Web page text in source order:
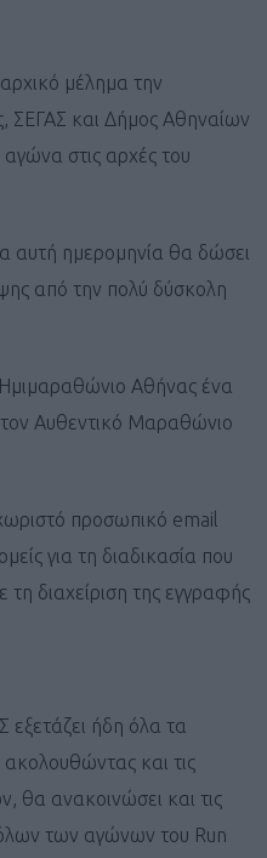
μέλημα την
ΣΕΓΑΣ και Δήμος Αθηναίων
στις αρχές του
αυτή ημερομηνία θα δώσει
από την πολύ δύσκολη
Αθήνας ένα
Αυθεντικό Μαραθώνιο
προσωπικό email
για τη διαδικασία που
διαχείριση της εγγραφής
εξετάζει ήδη όλα τα
και τις
θα ανακοινώσει και τις
των αγώνων του Run